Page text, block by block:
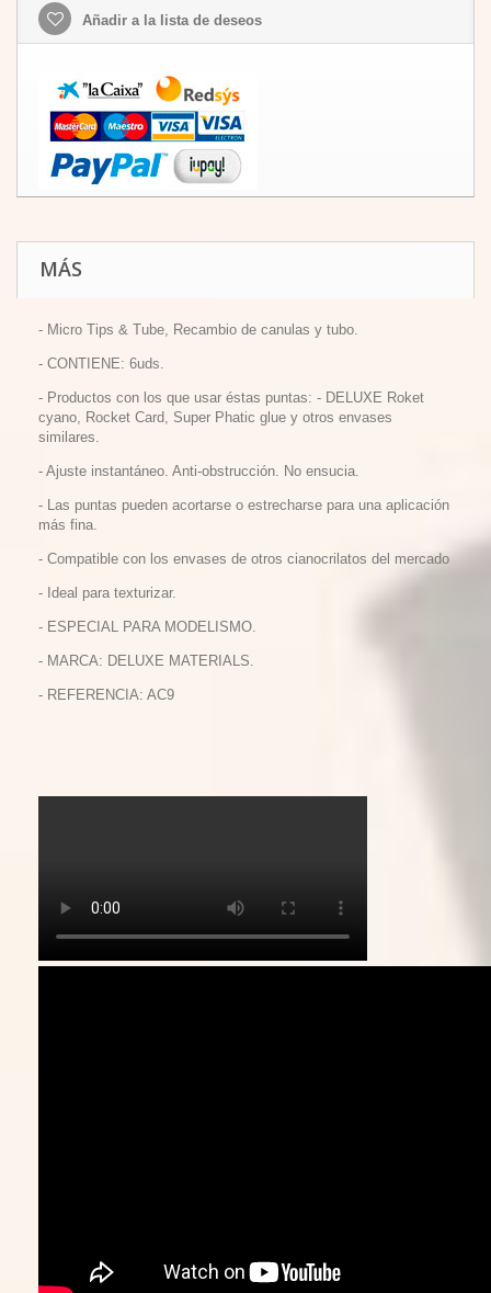
Añadir a la lista de deseos
MÁS
- Micro Tips & Tube, Recambio de canulas y tubo.
- CONTIENE: 6uds.
- Productos con los que usar éstas puntas: - DELUXE Roket
cyano, Rocket Card, Super Phatic glue y otros envases
similares.
- Ajuste instantáneo. Anti-obstrucción. No ensucia.
- Las puntas pueden acortarse o estrecharse para una aplicación
más fina.
- Compatible con los envases de otros cianocrilatos del mercado
- Ideal para texturizar.
- ESPECIAL PARA MODELISMO.
- MARCA: DELUXE MATERIALS.
- REFERENCIA: AC9